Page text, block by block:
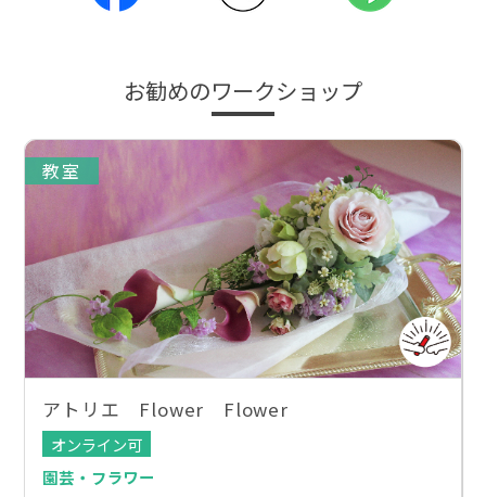
お勧めのワークショップ
教室
アトリエ Flower Flower
オンライン可
園芸・フラワー